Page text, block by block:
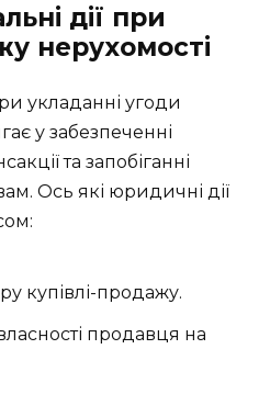
дії при
нерухомості
укладанні угоди
у забезпеченні
та запобіганні
Ось які юридичні дії
купівлі-продажу.
продавця на